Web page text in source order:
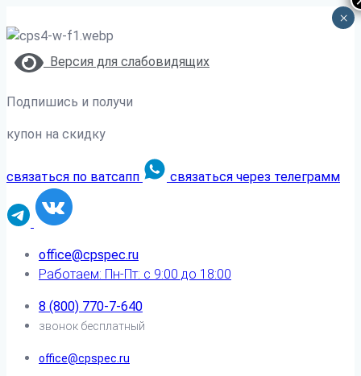
Версия для слабовидящих
Подпишись и получи
купон на скидку
связаться по ватсапп связаться через телеграмм
office@cpspec.ru
Работаем: Пн-Пт: с 9:00 до 18:00
8 (800) 770-7-640
звонок бесплатный
office@cpspec.ru
×